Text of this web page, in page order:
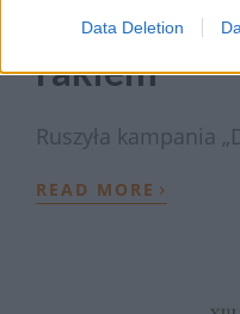
Data Deletion
Kampania
rakiem”
Ruszyła kampania
READ MORE ›